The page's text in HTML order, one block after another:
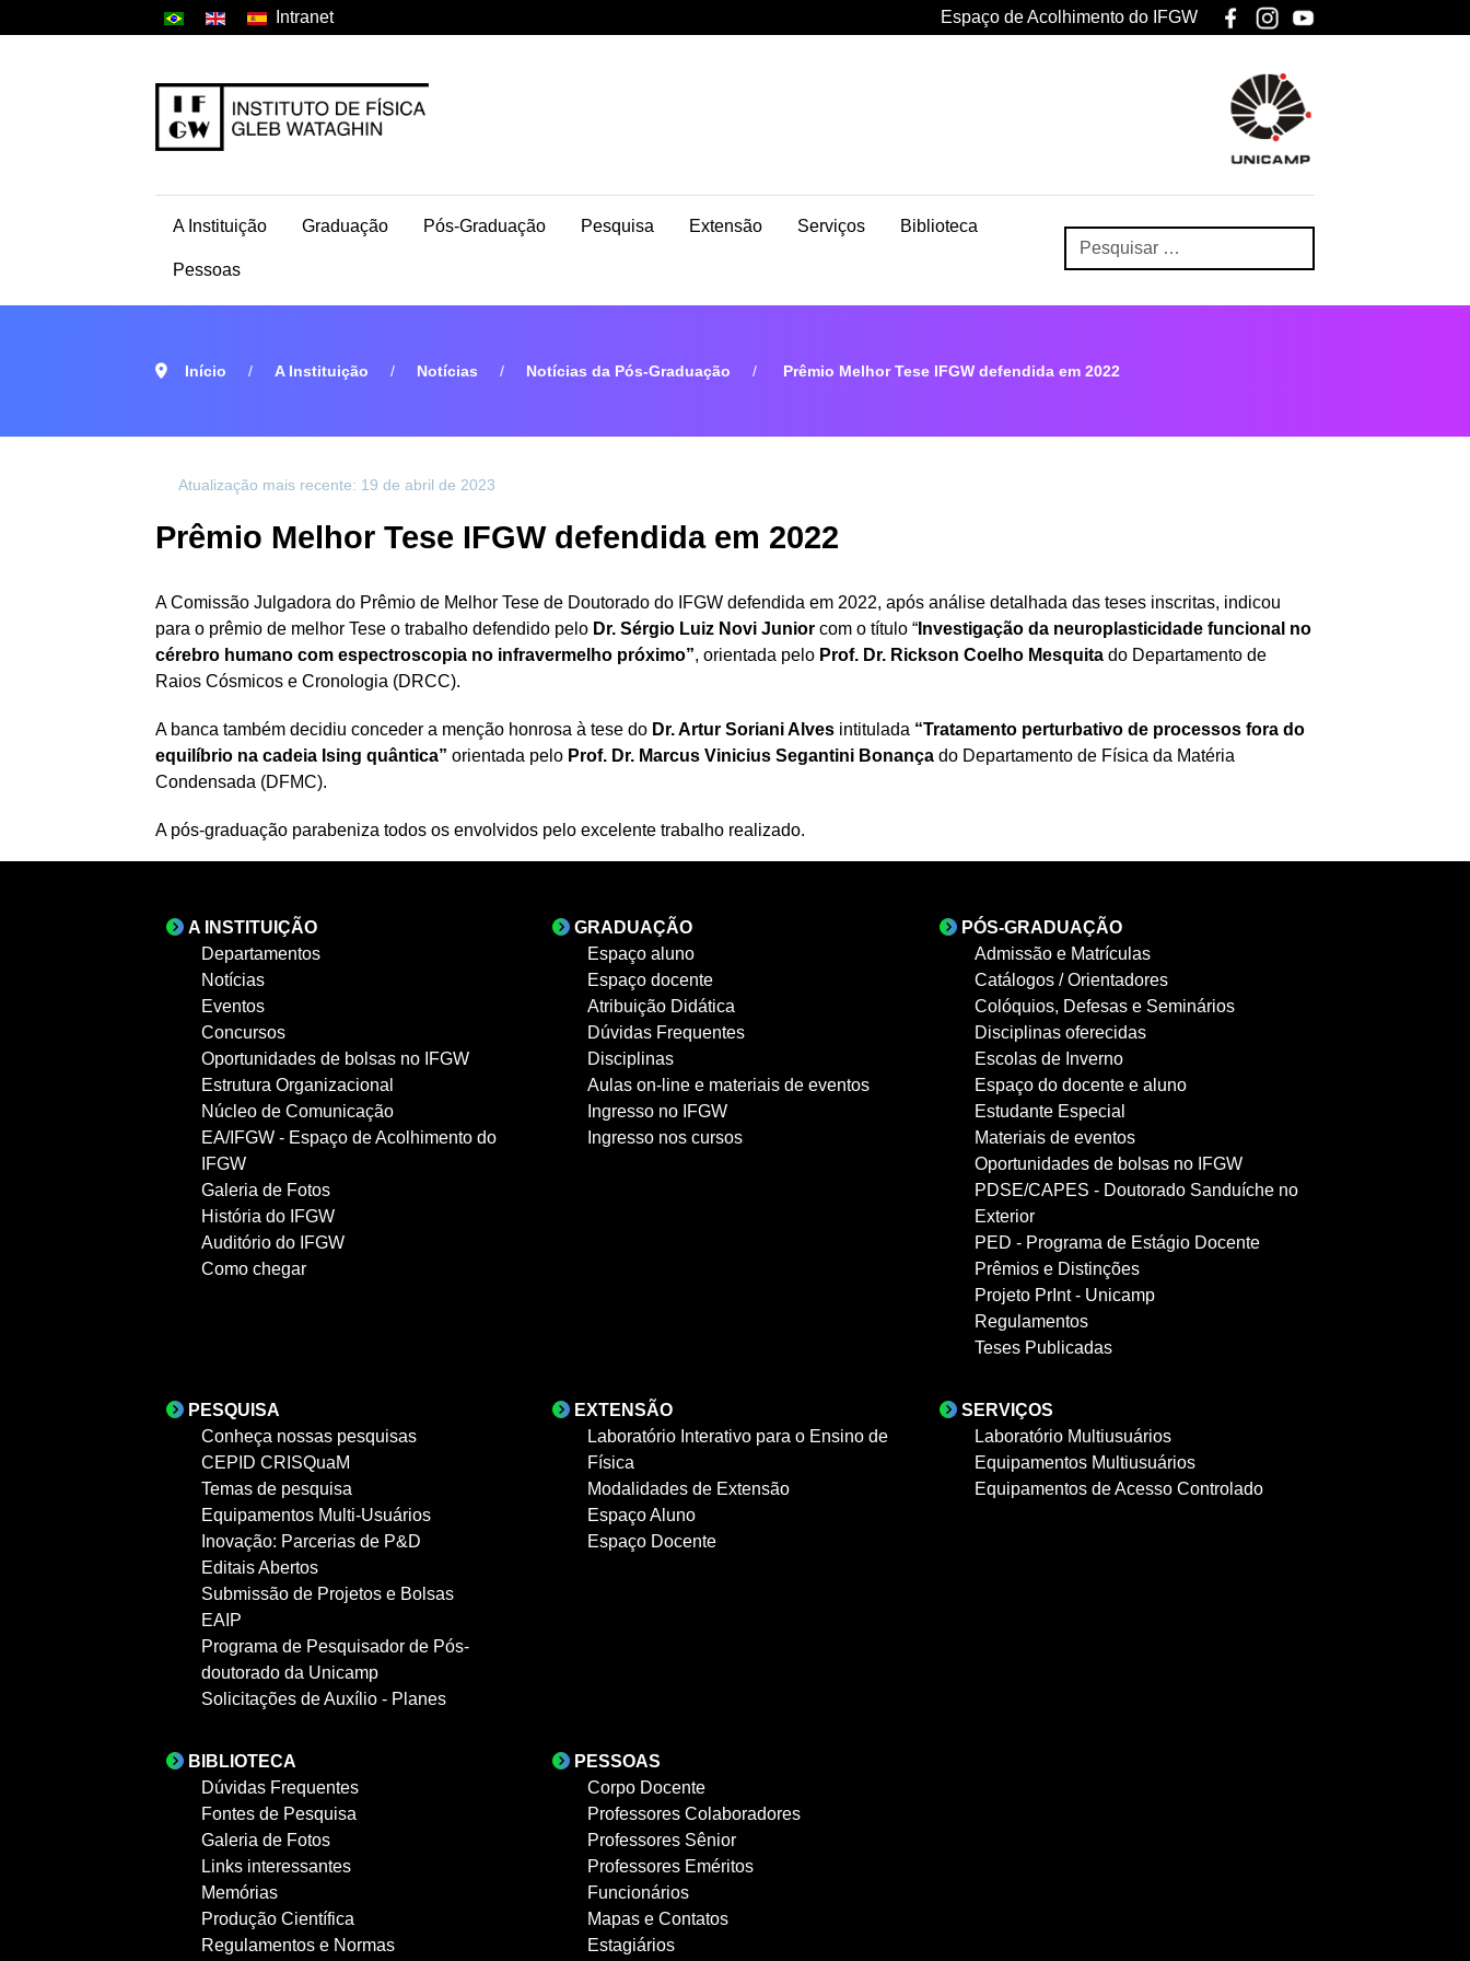
Intranet Espaço de Acolhimento do IFGW
A Instituição Graduação Pós-Graduação Pesquisa Extensão Serviços Biblioteca
Pessoas
Início A Instituição Notícias Notícias da Pós-Graduação Prêmio Melhor Tese IFGW defendida em 2022
Atualização mais recente: 19 de abril de 2023
Prêmio Melhor Tese IFGW defendida em 2022
A Comissão Julgadora do Prêmio de Melhor Tese de Doutorado do IFGW defendida em 2022, após análise detalhada das teses inscritas, indicou
para o prêmio de melhor Tese o trabalho defendido pelo Dr. Sérgio Luiz Novi Junior com o título “ Investigação da neuroplasticidade funcional no
cérebro humano com espectroscopia no infravermelho próximo”, orientada pelo Prof. Dr. Rickson Coelho Mesquita do Departamento de
Raios Cósmicos e Cronologia (DRCC).
A banca também decidiu conceder a menção honrosa à tese do Dr. Artur Soriani Alves intitulada “Tratamento perturbativo de processos fora do
equilíbrio na cadeia Ising quântica” orientada pelo Prof. Dr. Marcus Vinicius Segantini Bonança do Departamento de Física da Matéria
Condensada (DFMC).
A pós-graduação parabeniza todos os envolvidos pelo excelente trabalho realizado.
A INSTITUIÇÃO
Departamentos
Notícias
Eventos
Concursos
Oportunidades de bolsas no IFGW
Estrutura Organizacional
Núcleo de Comunicação
EA/IFGW - Espaço de Acolhimento do
IFGW
Galeria de Fotos
História do IFGW
Auditório do IFGW
Como chegar
GRADUAÇÃO
Espaço aluno
Espaço docente
Atribuição Didática
Dúvidas Frequentes
Disciplinas
Aulas on-line e materiais de eventos
Ingresso no IFGW
Ingresso nos cursos
PÓS-GRADUAÇÃO
Admissão e Matrículas
Catálogos / Orientadores
Colóquios, Defesas e Seminários
Disciplinas oferecidas
Escolas de Inverno
Espaço do docente e aluno
Estudante Especial
Materiais de eventos
Oportunidades de bolsas no IFGW
PDSE/CAPES - Doutorado Sanduíche no
Exterior
PED - Programa de Estágio Docente
Prêmios e Distinções
Projeto PrInt - Unicamp
Regulamentos
Teses Publicadas
PESQUISA
Conheça nossas pesquisas
CEPID CRISQuaM
Temas de pesquisa
Equipamentos Multi-Usuários
Inovação: Parcerias de P&D
Editais Abertos
Submissão de Projetos e Bolsas
EAIP
Programa de Pesquisador de Pós-
doutorado da Unicamp
Solicitações de Auxílio - Planes
EXTENSÃO
Laboratório Interativo para o Ensino de
Física
Modalidades de Extensão
Espaço Aluno
Espaço Docente
SERVIÇOS
Laboratório Multiusuários
Equipamentos Multiusuários
Equipamentos de Acesso Controlado
BIBLIOTECA
Dúvidas Frequentes
Fontes de Pesquisa
Galeria de Fotos
Links interessantes
Memórias
Produção Científica
Regulamentos e Normas
PESSOAS
Corpo Docente
Professores Colaboradores
Professores Sênior
Professores Eméritos
Funcionários
Mapas e Contatos
Estagiários